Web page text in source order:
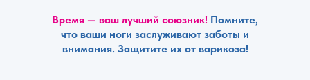
Время — ваш лучший союзник! Помните,
что ваши ноги заслуживают заботы и
внимания. Защитите их от варикоза!